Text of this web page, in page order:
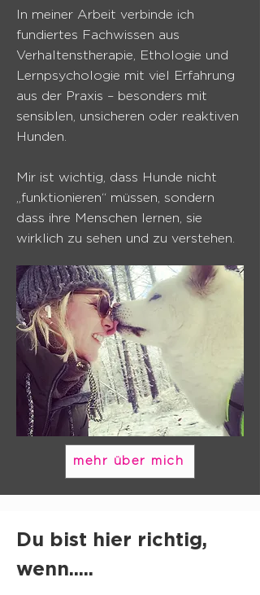
In meiner Arbeit verbinde ich
fundiertes Fachwissen aus
Verhaltenstherapie, Ethologie und
Lernpsychologie mit viel Erfahrung
aus der Praxis – besonders mit
sensiblen, unsicheren oder reaktiven
Hunden.
Mir ist wichtig, dass Hunde nicht
„funktionieren“ müssen, sondern
dass ihre Menschen lernen, sie
wirklich zu sehen und zu verstehen.
mehr über mich
Du bist hier richtig,
wenn.....